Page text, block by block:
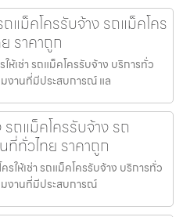
แม็คโครรับจ้าง รถแม็คโคร
ราคาถูก
ห้เช่า รถแม็คโครรับจ้าง บริการทั่ว
งานที่มีประสบการณ์ แล
รถแม็คโครรับจ้าง รถ
ที่ทั่วไทย ราคาถูก
รให้เช่า รถแม็คโครรับจ้าง บริการทั่ว
มงานที่มีประสบการณ์